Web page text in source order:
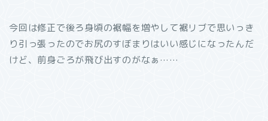
今回は修正で後ろ身頃の裾幅を増やして裾リブで思いっき
り引っ張ったのでお尻のすぼまりはいい感じになったんだ
けど、前身ごろが飛び出すのがなぁ……